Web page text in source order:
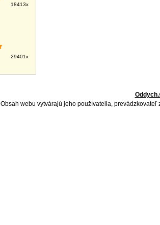
18413x
29401x
Obsah webu vytvárajú jeho používatelia,